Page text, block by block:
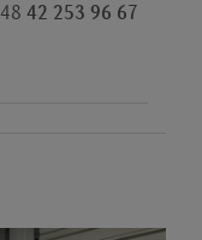
48 42 253 96 67